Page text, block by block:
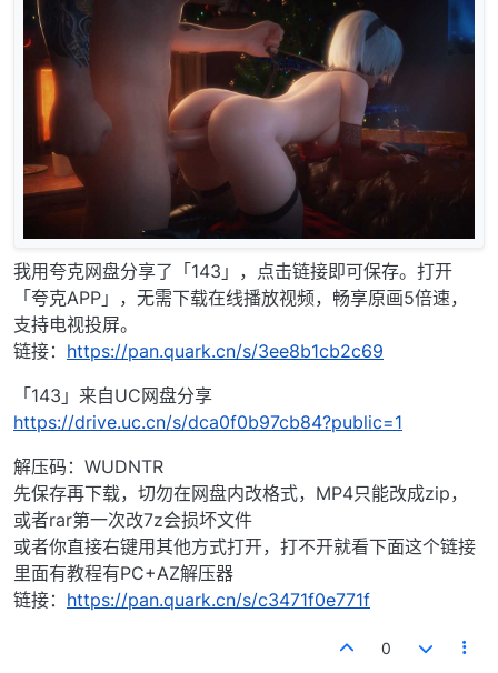
我用夸克网盘分享了「143」，点击链接即可保存。打开
「夸克APP」，无需下载在线播放视频，畅享原画5倍速，
支持电视投屏。
链接： https://pan.quark.cn/s/3ee8b1cb2c69
「143」来自UC网盘分享
https://drive.uc.cn/s/dca0f0b97cb84?public=1
解压码：WUDNTR
先保存再下载，切勿在网盘内改格式，MP4只能改成zip，
或者rar第一次改7z会损坏文件
或者你直接右键用其他方式打开，打不开就看下面这个链接
里面有教程有PC+AZ解压器
链接： https://pan.quark.cn/s/c3471f0e771f
0